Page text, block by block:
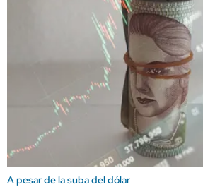
A pesar de la suba del dólar